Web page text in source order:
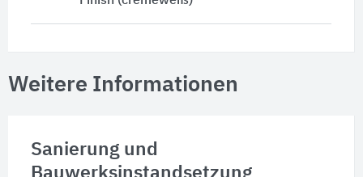
Weitere Informationen
Sanierung und
Bauwerksinstandsetzung